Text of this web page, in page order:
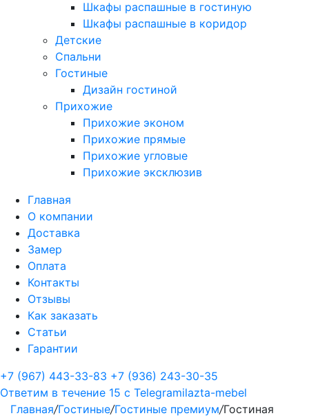
Шкафы распашные в гостиную
Шкафы распашные в коридор
Детские
Спальни
Гостиные
Дизайн гостиной
Прихожие
Прихожие эконом
Прихожие прямые
Прихожие угловые
Прихожие эксклюзив
Главная
О компании
Доставка
Замер
Оплата
Контакты
Отзывы
Как заказать
Статьи
Гарантии
+7 (967) 443-33-83 +7 (936) 243-30-35
Ответим в течение 15 с Telegramilazta-mebel
Главная/Гостиные/Гостиные премиум/Гостиная